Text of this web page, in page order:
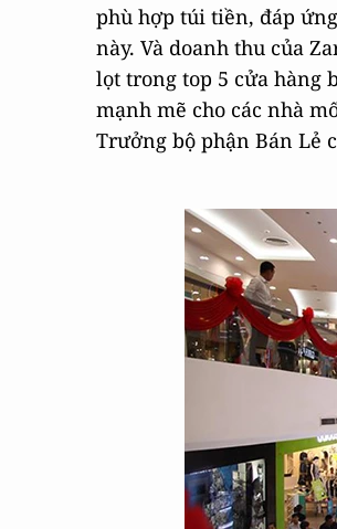
phù hợp túi tiền, đáp
này. Và doanh thu của
lọt trong top 5 cửa hàng
mạnh mẽ cho các nhà
Trưởng bộ phận Bán Lẻ